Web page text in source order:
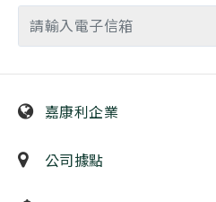
嘉康利企業
公司據點